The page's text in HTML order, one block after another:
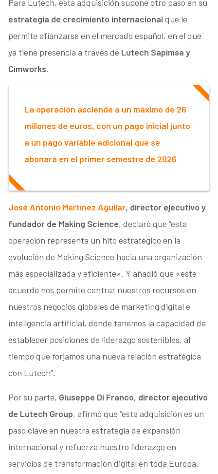
Para Lutech, esta adquisición supone otro paso en su
estrategia de crecimiento internacional que le
permite afianzarse en el mercado español, en el que
ya tiene presencia a través de Lutech Sapimsa y
Cimworks.
La operación asciende a un máximo de 26
millones de euros, con un pago inicial junto
a un pago variable adicional que se
abonará en el primer semestre de 2026
José Antonio Martínez Aguilar, director ejecutivo y
fundador de Making Science, declaró que “esta
operación representa un hito estratégico en la
evolución de Making Science hacia una organización
más especializada y eficiente». Y añadió que «este
acuerdo nos permite centrar nuestros recursos en
nuestros negocios globales de marketing digital e
inteligencia artificial, donde tenemos la capacidad de
establecer posiciones de liderazgo sostenibles, al
tiempo que forjamos una nueva relación estratégica
con Lutech”.
Por su parte, Giuseppe Di Franco, director ejecutivo
de Lutech Group, afirmó que “esta adquisición es un
paso clave en nuestra estrategia de expansión
internacional y refuerza nuestro liderazgo en
servicios de transformación digital en toda Europa.